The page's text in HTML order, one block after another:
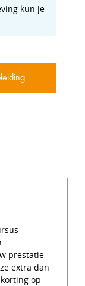
kun je
prestatie
extra dan
op